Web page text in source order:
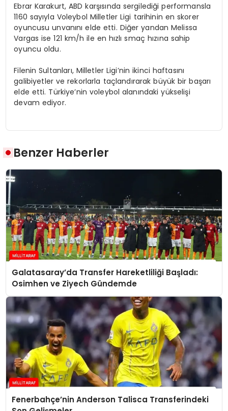
Ebrar Karakurt, ABD karşısında sergilediği performansla
1160 sayıyla Voleybol Milletler Ligi tarihinin en skorer
oyuncusu unvanını elde etti. Diğer yandan Melissa
Vargas ise 121 km/h ile en hızlı smaç hızına sahip
oyuncu oldu.
Filenin Sultanları, Milletler Ligi’nin ikinci haftasını
galibiyetler ve rekorlarla taçlandırarak büyük bir başarı
elde etti. Türkiye’nin voleybol alanındaki yükselişi
devam ediyor.
Benzer Haberler
Galatasaray’da Transfer Hareketliliği Başladı:
Osimhen ve Ziyech Gündemde
Fenerbahçe’nin Anderson Talisca Transferindeki